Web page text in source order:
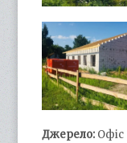
Джерело: Офіс